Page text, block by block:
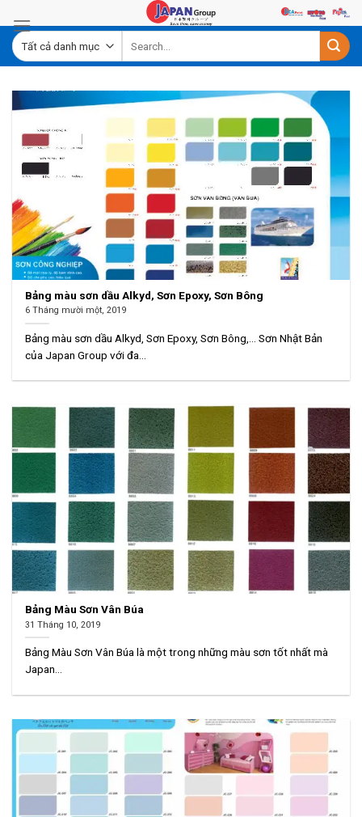
to
content
Bảng màu sơn dầu Alkyd, Sơn Epoxy, Sơn Bông
6 Tháng mười một, 2019
Bảng màu sơn dầu Alkyd, Sơn Epoxy, Sơn Bông,… Sơn Nhật Bản
của Japan Group với đa...
Bảng Màu Sơn Vân Búa
31 Tháng 10, 2019
Bảng Màu Sơn Vân Búa là một trong những màu sơn tốt nhất mà
Japan...